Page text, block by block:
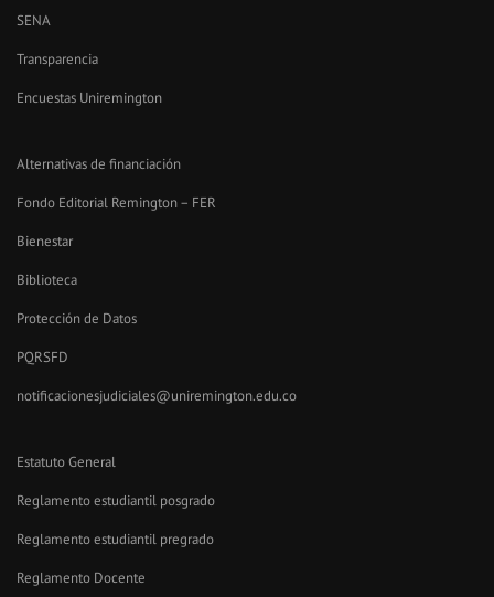
SENA
Transparencia
Encuestas Uniremington
Alternativas de financiación
Fondo Editorial Remington – FER
Bienestar
Biblioteca
Protección de Datos
PQRSFD
notificacionesjudiciales@uniremington.edu.co
Estatuto General
Reglamento estudiantil posgrado
Reglamento estudiantil pregrado
Reglamento Docente